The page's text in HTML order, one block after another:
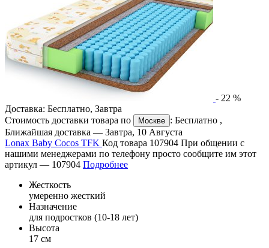
- 22 %
Доставка: Бесплатно, Завтра
Стоимость доставки товара по
Москве : Бесплатно ,
Ближайшая доставка — Завтра, 10 Августа
Lonax Baby Cocos TFK Код товара 107904 При общении с
нашими менеджерами по телефону просто сообщите им этот
артикул — 107904 Подробнее
Жесткость
умеренно жесткий
Назначение
для подростков (10-18 лет)
Высота
17 см